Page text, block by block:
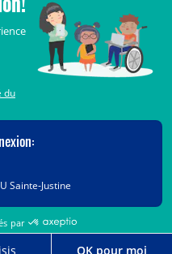
Crédits
publics